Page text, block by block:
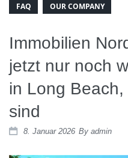
FAQ OUR COMPANY
Immobilien
jetzt nur noch
in Long
sind
8. Januar 2026 By admin